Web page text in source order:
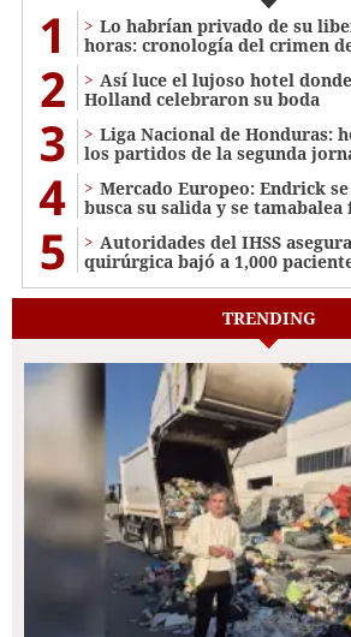
1
Lo habrían privado de su
horas: cronología del crimen
2
Así luce el lujoso hotel
Holland celebraron su boda
3
Liga Nacional de Honduras:
los partidos de la segunda
4
Mercado Europeo: Endrick
busca su salida y se
5
Autoridades del IHSS
quirúrgica bajó a 1,000
TRENDING